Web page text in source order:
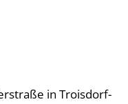
in Troisdorf-